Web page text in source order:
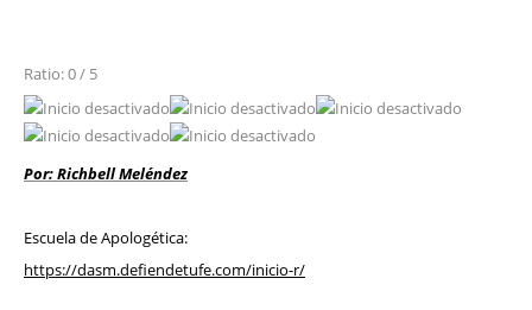
Ratio: 0 / 5
Por: Richbell Meléndez
Escuela de Apologética:
https://dasm.defiendetufe.com/inicio-r/